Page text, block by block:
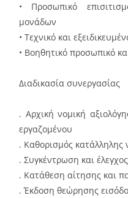
• Προσωπικό
μονάδων
• Τεχνικό και
• Βοηθητικό προσωπικό
Διαδικασία συνεργασίας
. Αρχική νομική
εργαζομένου
. Καθορισμός
. Συγκέντρωση και
. Κατάθεση αίτησης και
. Έκδοση θεώρησης